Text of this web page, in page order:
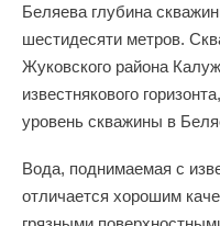
Беляева глубина
шестидесяти метров.
Жуковского района
известнякового
уровень скважины в
Вода, поднимаемая с
отличается хорошим